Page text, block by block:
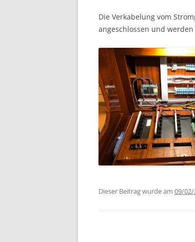
Die Verkabelung vom
angeschlossen und
Dieser Beitrag wurde am 09/02/